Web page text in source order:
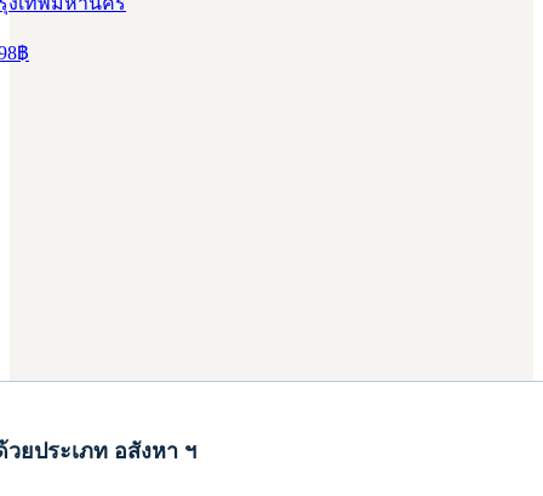
฿
ยประเภท อสังหา ฯ